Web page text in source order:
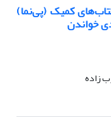
کمیک (پی‌نما)
خواندن
زاده